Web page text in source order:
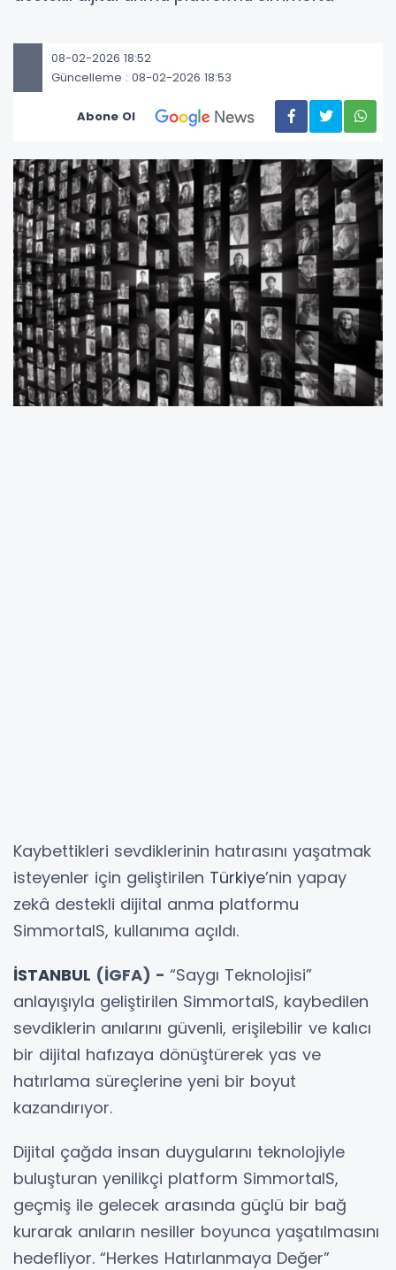
08-02-2026 18:52
Güncelleme : 08-02-2026 18:53
Abone Ol
Kaybettikleri sevdiklerinin hatırasını yaşatmak
isteyenler için geliştirilen Türkiye’nin yapay
zekâ destekli dijital anma platformu
SimmortalS, kullanıma açıldı.
İSTANBUL (İGFA) - “Saygı Teknolojisi”
anlayışıyla geliştirilen SimmortalS, kaybedilen
sevdiklerin anılarını güvenli, erişilebilir ve kalıcı
bir dijital hafızaya dönüştürerek yas ve
hatırlama süreçlerine yeni bir boyut
kazandırıyor.
Dijital çağda insan duygularını teknolojiyle
buluşturan yenilikçi platform SimmortalS,
geçmiş ile gelecek arasında güçlü bir bağ
kurarak anıların nesiller boyunca yaşatılmasını
hedefliyor. “Herkes Hatırlanmaya Değer”